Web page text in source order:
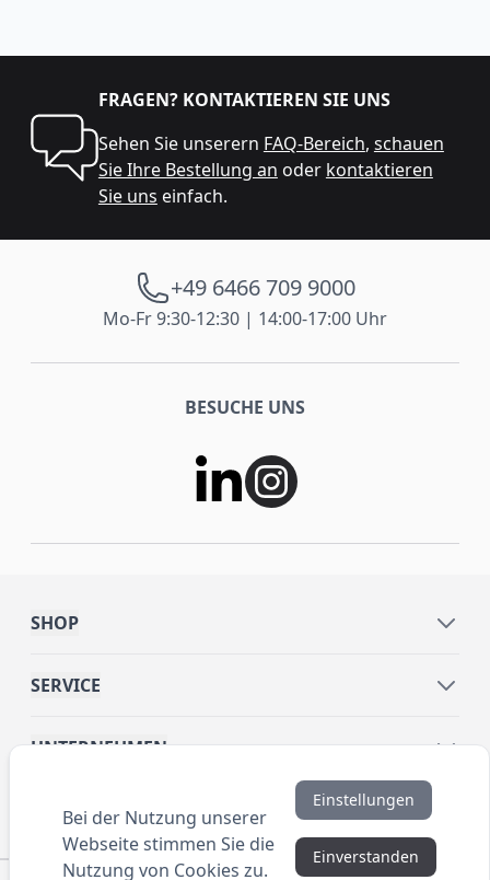
FRAGEN? KONTAKTIEREN SIE UNS
Sehen Sie unserern FAQ-Bereich, schauen
Sie Ihre Bestellung an oder kontaktieren
Sie uns einfach.
+49 6466 709 9000
Mo-Fr 9:30-12:30 | 14:00-17:00 Uhr
BESUCHE UNS
SHOP
SERVICE
UNTERNEHMEN
INFORMATIONEN
Bei der Nutzung unserer
Webseite stimmen Sie die
Nutzung von Cookies zu.
Einstellungen
Einverstanden